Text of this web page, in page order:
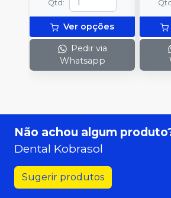
Qtd :
Ver opções
Pedir via
Whatsapp
Qtd
Não achou algum
Dental Kobrasol
Sugerir produtos